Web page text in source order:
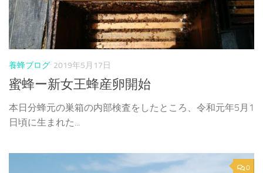
養蜂ブログ 2019年5月17日
蜜蜂ー新女王蜂産卵開始
本日分蜂元の巣箱の内部検査をしたところ、令和元年5月1
日頃に生まれた...
0